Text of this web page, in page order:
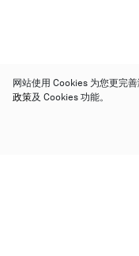
网站使用 Cookies 为您更完
政策及 Cookies 功能。